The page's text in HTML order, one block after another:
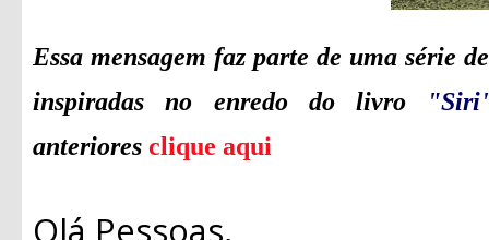
Essa mensagem faz parte de uma série
inspiradas no enredo do livro
anteriores clique aqui
Olá Pessoas,